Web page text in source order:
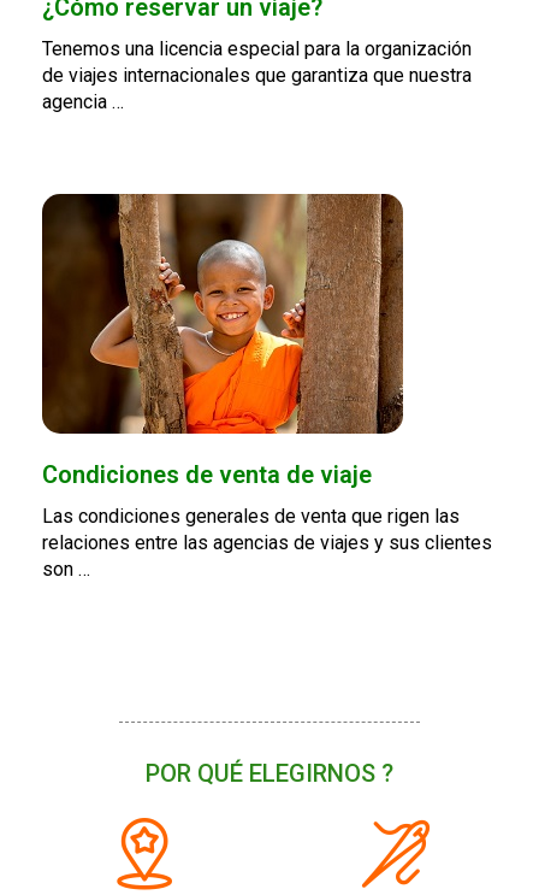
¿Cómo reservar un viaje?
Tenemos una licencia especial para la organización
de viajes internacionales que garantiza que nuestra
agencia …
Condiciones de venta de viaje
Las condiciones generales de venta que rigen las
relaciones entre las agencias de viajes y sus clientes
son …
POR QUÉ ELEGIRNOS ?